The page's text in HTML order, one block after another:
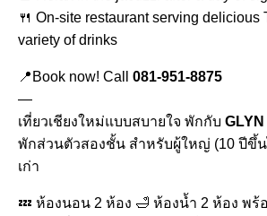
🍴 On-site restaurant serving delicious
variety of drinks
📍Book now! Call 081-951-8875
—
เที่ยวเชียงใหม่แบบสบายใจ พักกับ GLYN
พักส่วนตัวสองชั้น สำหรับผู้ใหญ่ (10 ปีขึ้น
เก่า
💤 ห้องนอน 2 ห้อง 🛁 ห้องน้ำ 2 ห้อง พร้